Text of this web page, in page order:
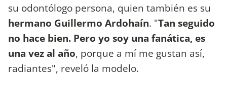
su odontólogo persona, quien también es su
hermano Guillermo Ardohaín. "Tan seguido
no hace bien. Pero yo soy una fanática, es
una vez al año, porque a mí me gustan así,
radiantes", reveló la modelo.